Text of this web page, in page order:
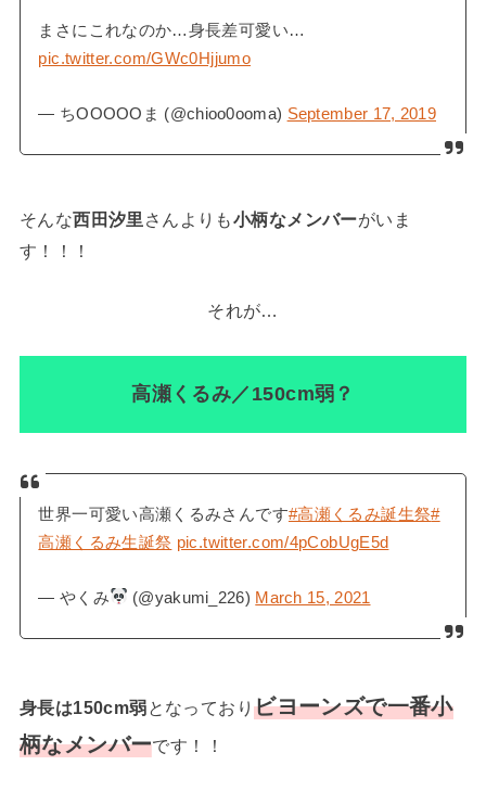
まさにこれなのか…身長差可愛い…
pic.twitter.com/GWc0Hjjumo
— ちOOOOOま (@chioo0ooma) September 17, 2019
そんな西田汐里 さんよりも小柄なメンバーがいま
す！！！
それが…
高瀬くるみ／150cm弱？
世界一可愛い高瀬くるみさんです#高瀬くるみ誕生祭#
高瀬くるみ生誕祭 pic.twitter.com/4pCobUgE5d
— やくみ (@yakumi_226) March 15, 2021
身長は150cm弱となっておりビヨーンズで一番小
柄なメンバーです！！